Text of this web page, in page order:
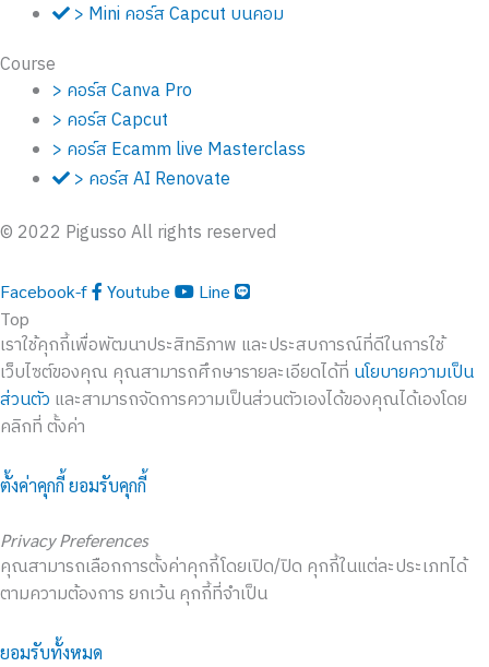
> Mini คอร์ส Capcut บนคอม
Course
> คอร์ส Canva Pro
> คอร์ส Capcut
> คอร์ส Ecamm live Masterclass
> คอร์ส AI Renovate
© 2022 Pigusso All rights reserved
Facebook-f Youtube
Line
Top
เราใช้คุกกี้เพื่อพัฒนาประสิทธิภาพ และประสบการณ์ที่ดีในการใช้
เว็บไซต์ของคุณ คุณสามารถศึกษารายละเอียดได้ที่ นโยบายความเป็น
ส่วนตัว และสามารถจัดการความเป็นส่วนตัวเองได้ของคุณได้เองโดย
คลิกที่ ตั้งค่า
ตั้งค่าคุกกี้ยอมรับคุกกี้
Privacy Preferences
คุณสามารถเลือกการตั้งค่าคุกกี้โดยเปิด/ปิด คุกกี้ในแต่ละประเภทได้
ตามความต้องการ ยกเว้น คุกกี้ที่จำเป็น
ยอมรับทั้งหมด